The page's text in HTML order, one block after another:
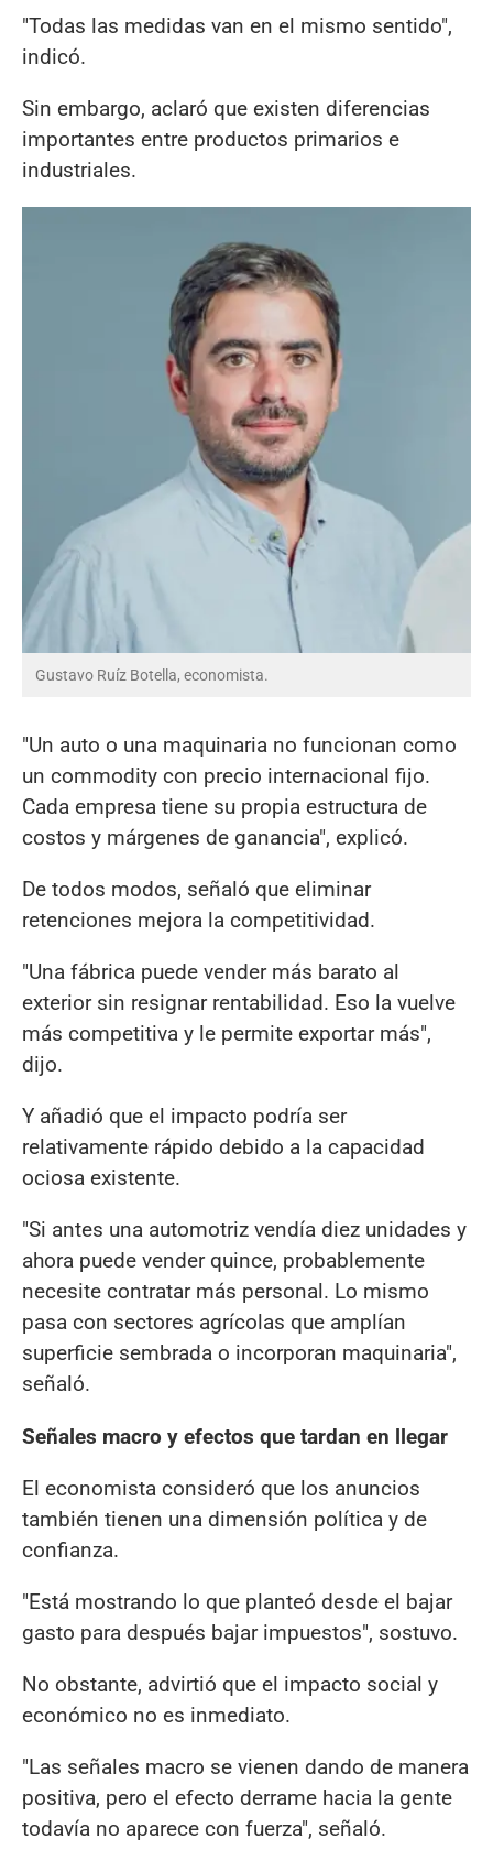
"Todas las medidas van en el mismo sentido",
indicó.
Sin embargo, aclaró que existen diferencias
importantes entre productos primarios e
industriales.
Gustavo Ruíz Botella, economista.
"Un auto o una maquinaria no funcionan como
un commodity con precio internacional fijo.
Cada empresa tiene su propia estructura de
costos y márgenes de ganancia", explicó.
De todos modos, señaló que eliminar
retenciones mejora la competitividad.
"Una fábrica puede vender más barato al
exterior sin resignar rentabilidad. Eso la vuelve
más competitiva y le permite exportar más",
dijo.
Y añadió que el impacto podría ser
relativamente rápido debido a la capacidad
ociosa existente.
"Si antes una automotriz vendía diez unidades y
ahora puede vender quince, probablemente
necesite contratar más personal. Lo mismo
pasa con sectores agrícolas que amplían
superficie sembrada o incorporan maquinaria",
señaló.
Señales macro y efectos que tardan en llegar
El economista consideró que los anuncios
también tienen una dimensión política y de
confianza.
"Está mostrando lo que planteó desde el bajar
gasto para después bajar impuestos", sostuvo.
No obstante, advirtió que el impacto social y
económico no es inmediato.
"Las señales macro se vienen dando de manera
positiva, pero el efecto derrame hacia la gente
todavía no aparece con fuerza", señaló.